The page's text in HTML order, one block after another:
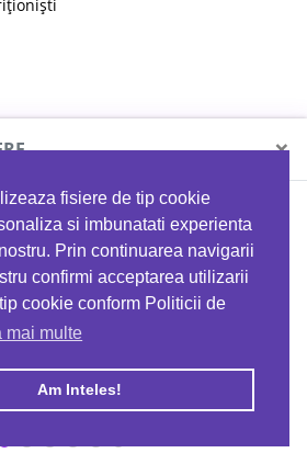
fisiere de tip cookie
si imbunatati experienta
Prin continuarea navigarii
confirmi acceptarea utilizarii
cookie conform Politicii de
mai multe
Am Inteles!
TRACK S.R.L
×
orice comandă folosind codul
EATTRACK
Profită acum